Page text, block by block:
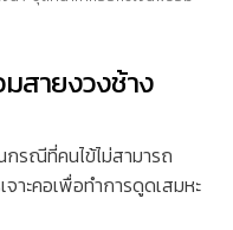
สายงวงช้าง
กรณีที่คนไข้ไม่สามารถ
าะคอเพื่อทำการดูดเสมหะ